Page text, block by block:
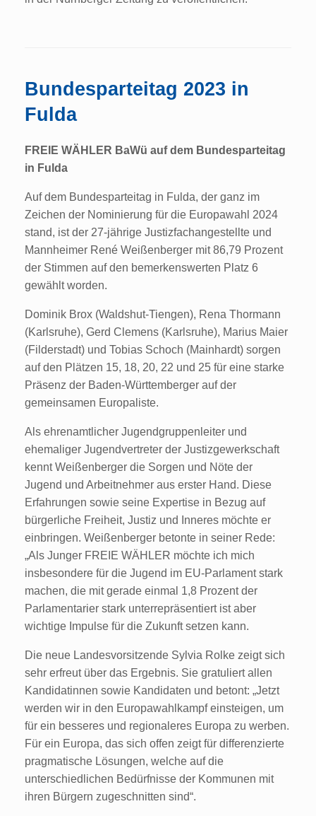
Bundesparteitag 2023 in
Fulda
FREIE WÄHLER BaWü auf dem Bundesparteitag
in Fulda
Auf dem Bundesparteitag in Fulda, der ganz im
Zeichen der Nominierung für die Europawahl 2024
stand, ist der 27-jährige Justizfachangestellte und
Mannheimer René Weißenberger mit 86,79 Prozent
der Stimmen auf den bemerkenswerten Platz 6
gewählt worden.
Dominik Brox (Waldshut-Tiengen), Rena Thormann
(Karlsruhe), Gerd Clemens (Karlsruhe), Marius Maier
(Filderstadt) und Tobias Schoch (Mainhardt) sorgen
auf den Plätzen 15, 18, 20, 22 und 25 für eine starke
Präsenz der Baden-Württemberger auf der
gemeinsamen Europaliste.
Als ehrenamtlicher Jugendgruppenleiter und
ehemaliger Jugendvertreter der Justizgewerkschaft
kennt Weißenberger die Sorgen und Nöte der
Jugend und Arbeitnehmer aus erster Hand. Diese
Erfahrungen sowie seine Expertise in Bezug auf
bürgerliche Freiheit, Justiz und Inneres möchte er
einbringen. Weißenberger betonte in seiner Rede:
„Als Junger FREIE WÄHLER möchte ich mich
insbesondere für die Jugend im EU-Parlament stark
machen, die mit gerade einmal 1,8 Prozent der
Parlamentarier stark unterrepräsentiert ist aber
wichtige Impulse für die Zukunft setzen kann.
Die neue Landesvorsitzende Sylvia Rolke zeigt sich
sehr erfreut über das Ergebnis. Sie gratuliert allen
Kandidatinnen sowie Kandidaten und betont: „Jetzt
werden wir in den Europawahlkampf einsteigen, um
für ein besseres und regionaleres Europa zu werben.
Für ein Europa, das sich offen zeigt für differenzierte
pragmatische Lösungen, welche auf die
unterschiedlichen Bedürfnisse der Kommunen mit
ihren Bürgern zugeschnitten sind“.